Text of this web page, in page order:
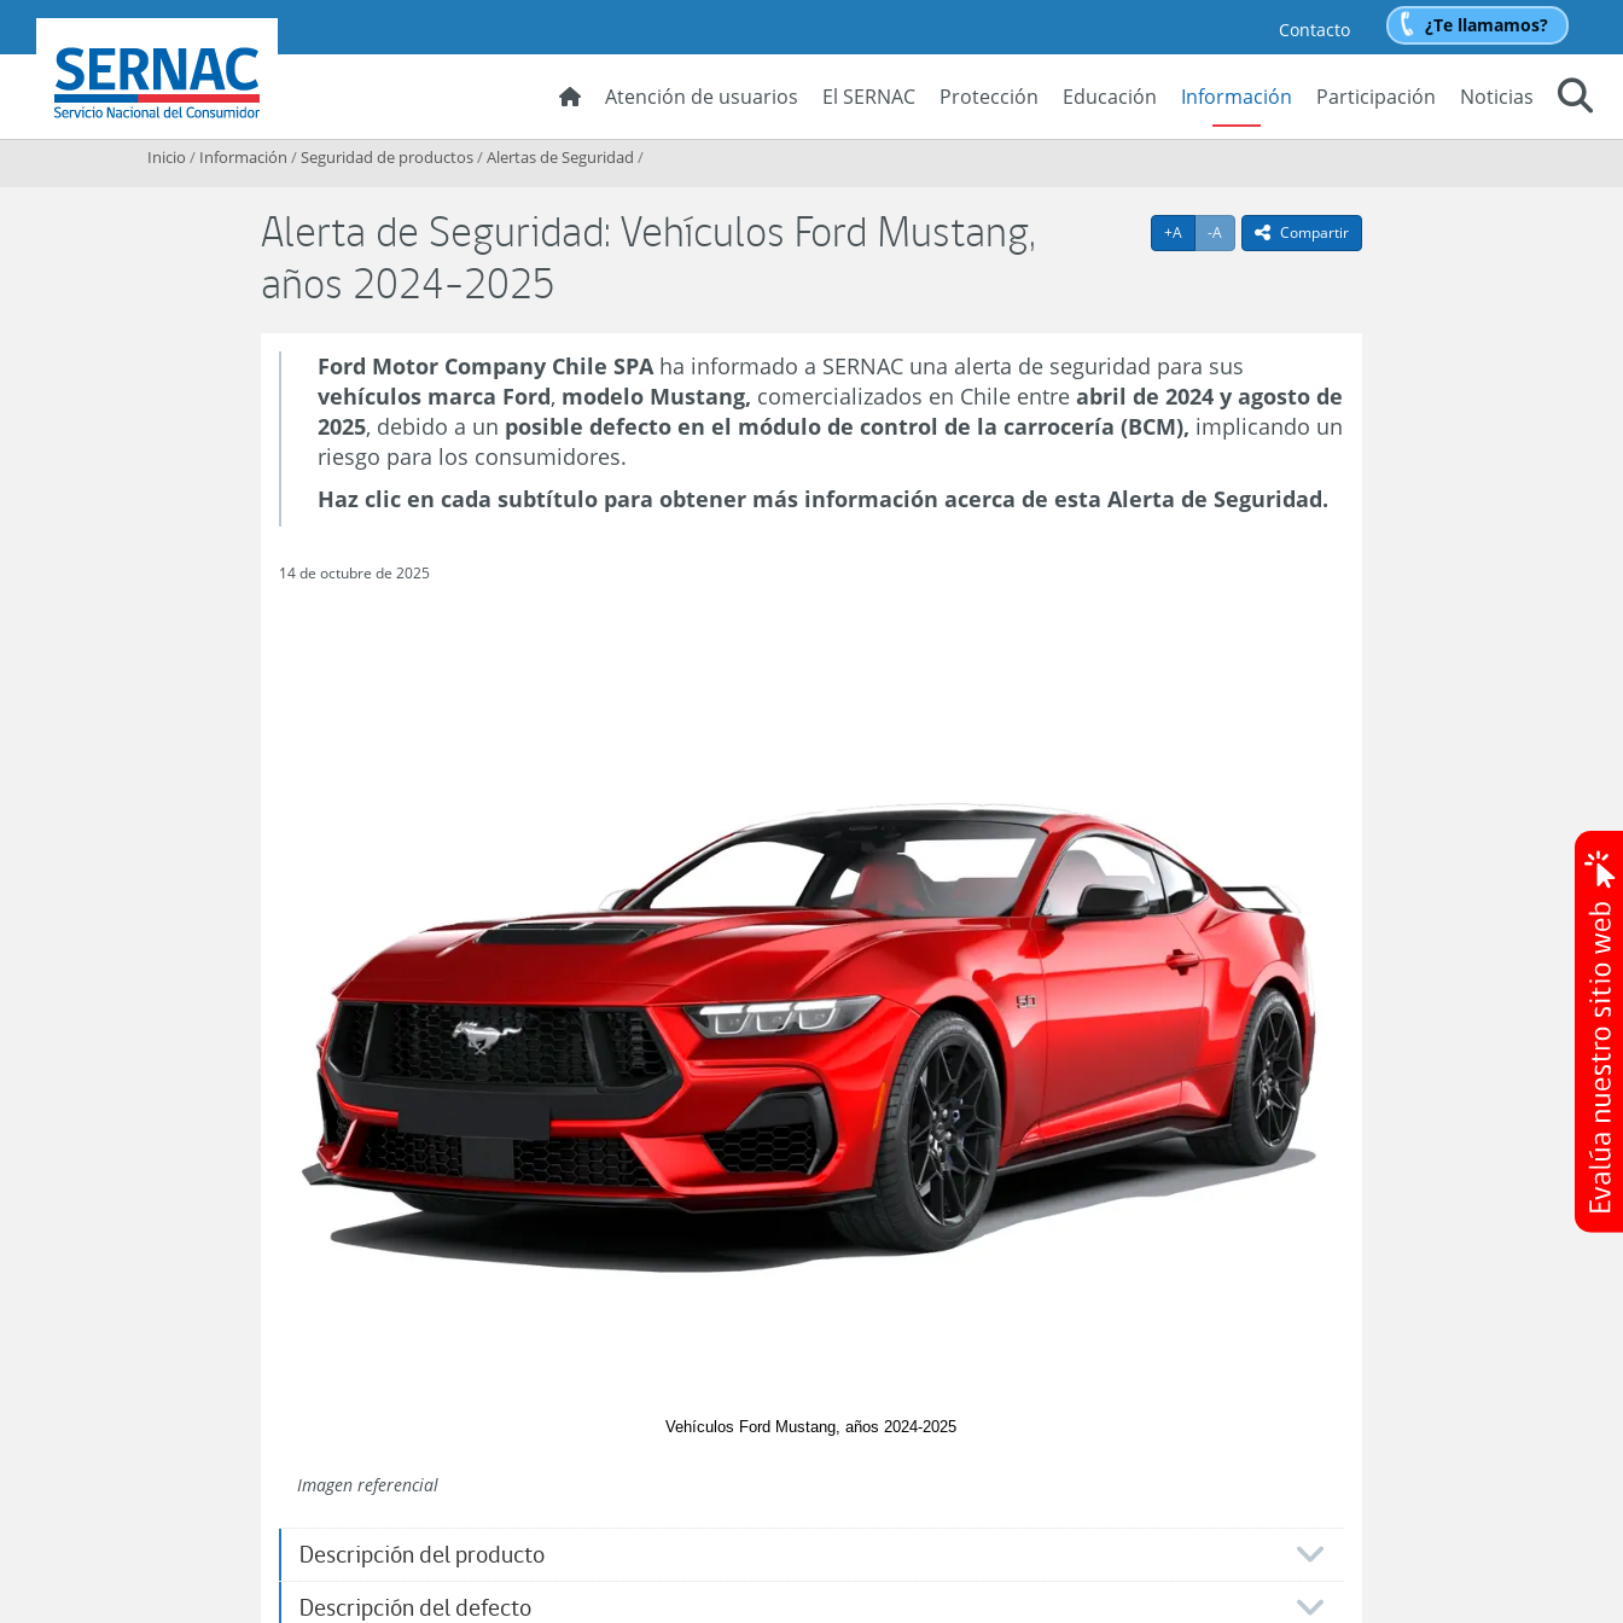
SERNAC
Contacto ¿Te llamamos?
Atención de usuarios El SERNAC Protección Educación Información Participación
Noticias
Inicio / Información /Seguridad de productos/Alertas de Seguridad /
+A Agrandar texto
-A Achicar textoicono compartir
Compartir
Alerta de Seguridad: Vehículos Ford Mustang,
años 2024-2025
Ford Motor Company Chile SPAha informado a SERNAC una alerta de seguridad para sus
vehículos marca Ford, modelo Mustang, comercializados en Chile entreabril de 2024 y agosto de
2025, debido a un posible defecto en el módulo de control de la carrocería (BCM), implicando un
riesgo para los consumidores.
Haz clic en cada subtítulo para obtener más información acerca de esta Alerta de Seguridad.
14 de octubre de 2025
Vehículos Ford Mustang, años 2024-2025
Imagen referencial
Descripción del producto
Descripción del defecto